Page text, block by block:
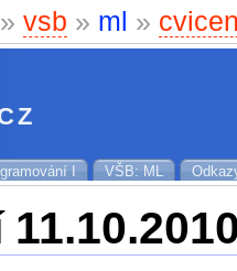
» vsb » ml »
I VŠB: ML